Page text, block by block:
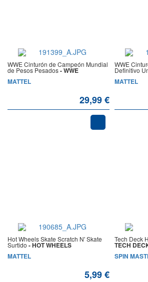
WWE Cinturón de Campeón Mundial
de Pesos Pesados- WWE
MATTEL
29,99 €
WWE
Definitivo
MATTEL
Hot Wheels Skate Scratch N' Skate
Surtido - HOT WHEELS
MATTEL
5,99 €
Tech Deck
TECH
SPIN